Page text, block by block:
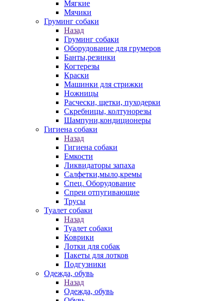
Мягкие
Мячики
Груминг собаки
Назад
Груминг собаки
Оборудование для грумеров
Банты,резинки
Когтерезы
Краски
Машинки для стрижки
Ножницы
Расчески, щетки, пуходерки
Скребницы, колтунорезы
Шампуни,кондиционеры
Гигиена собаки
Назад
Гигиена собаки
Емкости
Ликвидаторы запаха
Салфетки,мыло,кремы
Спец. Оборудование
Спреи отпугивающие
Трусы
Туалет собаки
Назад
Туалет собаки
Коврики
Лотки для собак
Пакеты для лотков
Подгузники
Одежда, обувь
Назад
Одежда, обувь